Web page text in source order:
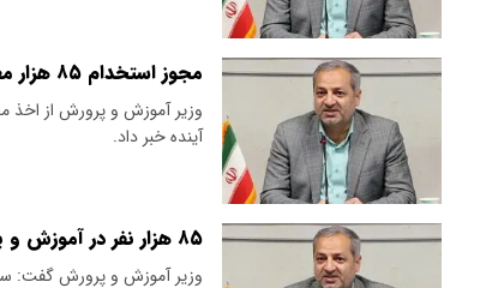
مجوز استخدام ۸۵ هزار معلم اخذ شد+ جزئیات
آینده خبر داد.
۸۵ هزار نفر در آموزش و پرورش استخدام می شوند+ جزئیات